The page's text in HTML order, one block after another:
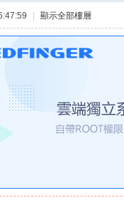
顯示全部樓層